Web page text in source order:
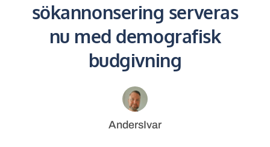
Kundcase
Nyheter
sökannonsering serveras
nu med demografisk
budgivning
AndersIvar